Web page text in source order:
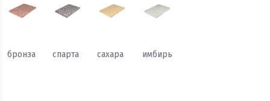
бронза спарта сахара имбирь